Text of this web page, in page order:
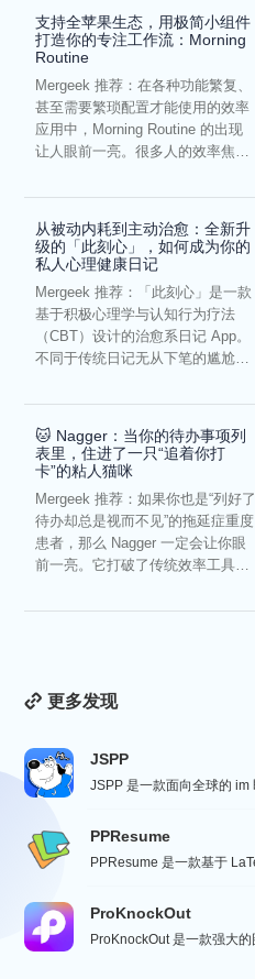
支持全苹果生态，用极简小组件
打造你的专注工作流：Morning
Routine
Mergeek 推荐：在各种功能繁复、
甚至需要繁琐配置才能使用的效率
应用中，Morning Routine 的出现
让人眼前一亮。很多人的效率焦
从被动内耗到主动治愈：全新升
级的「此刻心」，如何成为你的
私人心理健康日记
Mergeek 推荐：「此刻心」是一款
基于积极心理学与认知行为疗法
（CBT）设计的治愈系日记 App。
不同于传统日记无从下笔的尴尬，
🐱 Nagger：当你的待办事项列
表里，住进了一只“追着你打
卡”的粘人猫咪
Mergeek 推荐：如果你也是“列好了
待办却总是视而不见”的拖延症重度
患者，那么 Nagger 一定会让你眼
前一亮。它打破了传统效率工具冰
更多发现
JSPP
PPResume
ProKnockOut